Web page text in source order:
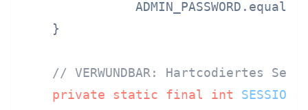
    }
// VERWUNDBAR: Hartcodiertes
private
static final int